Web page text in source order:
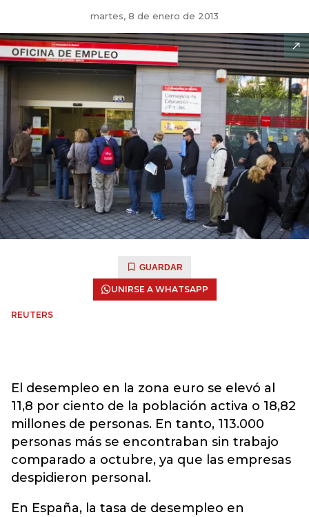
martes, 8 de enero de 2013
GUARDAR
UNIRSE A WHATSAPP
REUTERS
El desempleo en la zona euro se elevó al
11,8 por ciento de la población activa o 18,82
millones de personas. En tanto, 113.000
personas más se encontraban sin trabajo
comparado a octubre, ya que las empresas
despidieron personal.
En España, la tasa de desempleo en